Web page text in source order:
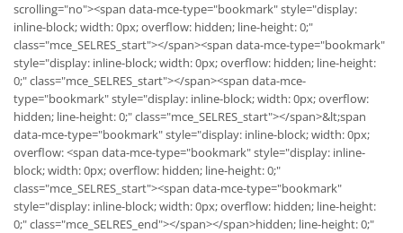
scrolling="no"><span data-mce-type="bookmark" style="display:
inline-block; width: 0px; overflow: hidden; line-height: 0;"
class="mce_SELRES_start"></span><span data-mce-type="bookmark"
style="display: inline-block; width: 0px; overflow: hidden; line-height:
0;" class="mce_SELRES_start"></span><span data-mce-
type="bookmark" style="display: inline-block; width: 0px; overflow:
hidden; line-height: 0;" class="mce_SELRES_start"></span>&lt;span
data-mce-type="bookmark" style="display: inline-block; width: 0px;
overflow: <span data-mce-type="bookmark" style="display: inline-
block; width: 0px; overflow: hidden; line-height: 0;"
class="mce_SELRES_start"><span data-mce-type="bookmark"
style="display: inline-block; width: 0px; overflow: hidden; line-height:
0;" class="mce_SELRES_end"></span></span>hidden; line-height: 0;"